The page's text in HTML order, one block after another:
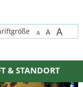
A A A
& STANDORT